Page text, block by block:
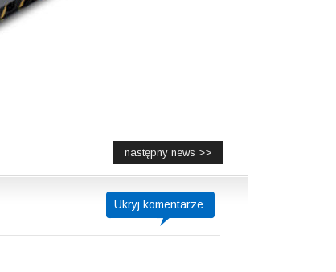
następny news >>
Ukryj komentarze